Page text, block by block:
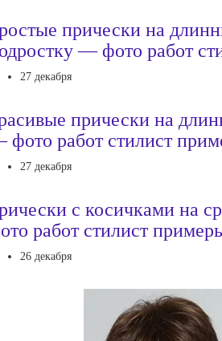
прически на
— фото работ
27 декабря
прически на
работ стилист
27 декабря
с косичками на
работ стилист
26 декабря